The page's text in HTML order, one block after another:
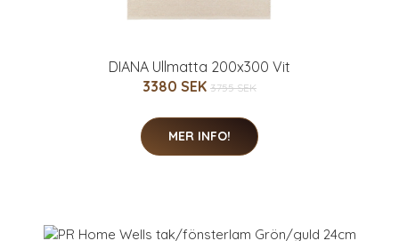
DIANA Ullmatta 200x300 Vit
3380 SEK 3755 SEK
MER INFO!